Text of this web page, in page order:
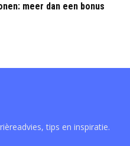
meer dan een bonus
tips en inspiratie.